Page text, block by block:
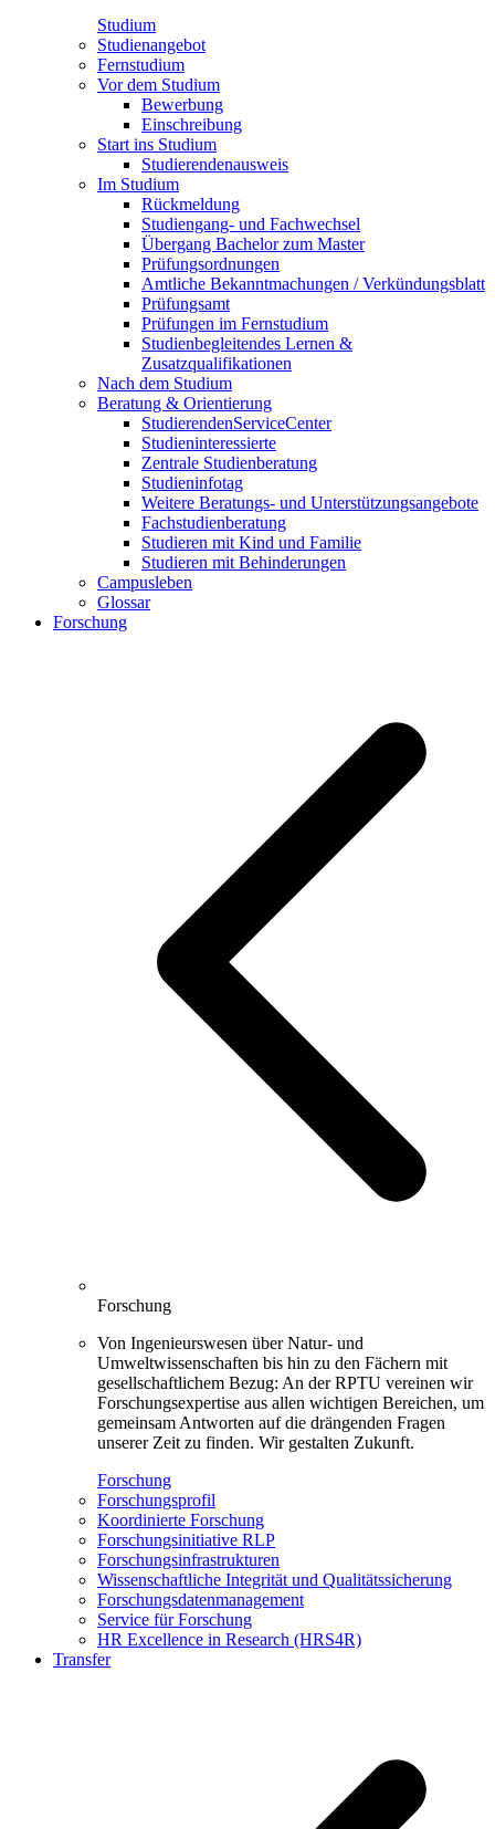
Studium
Studienangebot
Fernstudium
Vor dem Studium
Bewerbung
Einschreibung
Start ins Studium
Studierendenausweis
Im Studium
Rückmeldung
Studiengang- und Fachwechsel
Übergang Bachelor zum Master
Prüfungsordnungen
Amtliche Bekanntmachungen / Verkündungsblatt
Prüfungsamt
Prüfungen im Fernstudium
Studienbegleitendes Lernen &
Zusatzqualifikationen
Nach dem Studium
Beratung & Orientierung
StudierendenServiceCenter
Studieninteressierte
Zentrale Studienberatung
Studieninfotag
Weitere Beratungs- und Unterstützungsangebote
Fachstudienberatung
Studieren mit Kind und Familie
Studieren mit Behinderungen
Campusleben
Glossar
Forschung
Forschung
Von Ingenieurswesen über Natur- und
Umweltwissenschaften bis hin zu den Fächern mit
gesellschaftlichem Bezug: An der RPTU vereinen wir
Forschungsexpertise aus allen wichtigen Bereichen, um
gemeinsam Antworten auf die drängenden Fragen
unserer Zeit zu finden. Wir gestalten Zukunft.
Forschung
Forschungsprofil
Koordinierte Forschung
Forschungsinitiative RLP
Forschungsinfrastrukturen
Wissenschaftliche Integrität und Qualitätssicherung
Forschungsdatenmanagement
Service für Forschung
HR Excellence in Research (HRS4R)
Transfer